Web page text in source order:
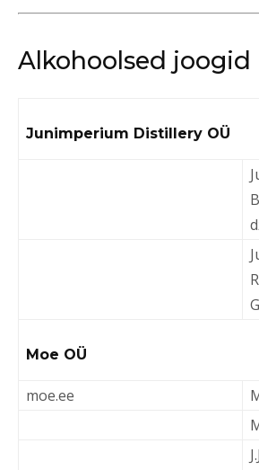
Alkohoolsed joogid
Junimperium Distillery OÜ
Moe OÜ
moe.ee